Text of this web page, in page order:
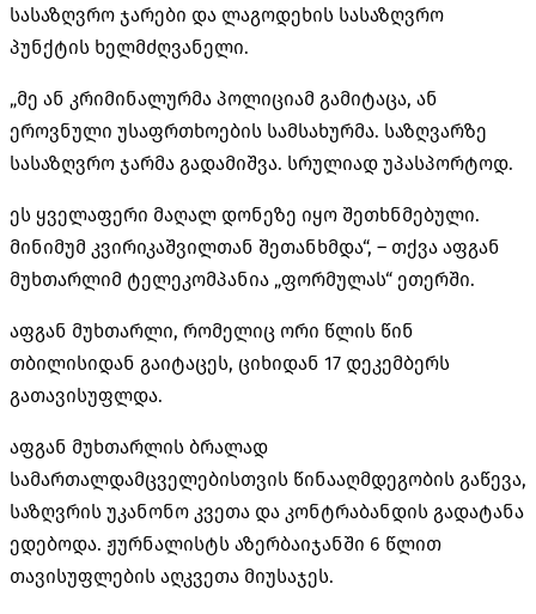
სასაზღვრო ჯარები და ლაგოდეხის სასაზღვრო
პუნქტის ხელმძღვანელი.
„მე ან კრიმინალურმა პოლიციამ გამიტაცა, ან
ეროვნული უსაფრთხოების სამსახურმა. საზღვარზე
სასაზღვრო ჯარმა გადამიშვა. სრულიად უპასპორტოდ.
ეს ყველაფერი მაღალ დონეზე იყო შეთხნმებული.
მინიმუმ კვირიკაშვილთან შეთანხმდა“, – თქვა აფგან
მუხთარლიმ ტელეკომპანია „ფორმულას“ ეთერში.
აფგან მუხთარლი, რომელიც ორი წლის წინ
თბილისიდან გაიტაცეს, ციხიდან 17 დეკემბერს
გათავისუფლდა.
აფგან მუხთარლის ბრალად
სამართალდამცველებისთვის წინააღმდეგობის გაწევა,
საზღვრის უკანონო კვეთა და კონტრაბანდის გადატანა
ედებოდა. ჟურნალისტს აზერბაიჯანში 6 წლით
თავისუფლების აღკვეთა მიუსაჯეს.